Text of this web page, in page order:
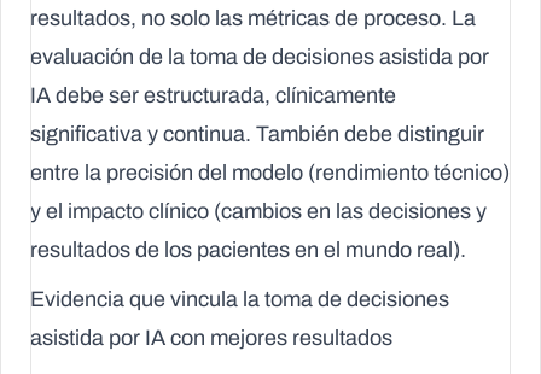
resultados, no solo las métricas de proceso. La
evaluación de la toma de decisiones asistida por
IA debe ser estructurada, clínicamente
significativa y continua. También debe distinguir
entre la precisión del modelo (rendimiento técnico)
y el impacto clínico (cambios en las decisiones y
resultados de los pacientes en el mundo real).
Evidencia que vincula la toma de decisiones
asistida por IA con mejores resultados